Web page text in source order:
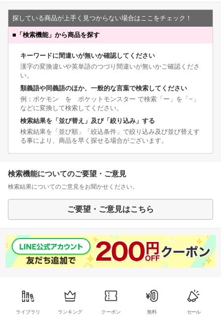
探している商品が上手く見つからない場合はここをチェック！
■ 「検索機能」から商品を探す
キーワードに間違いが無いか確認してください
漢字の変換違いや英単語のつづり間違いが無いかご確認くださ
い。
類義語や同義語のほか、一般的な言葉で検索してください
例：ポケモン を ポケットモンスター で検索「ー」を「−」
などに変換して検索してください。
検索結果を「並び替え」及び「絞り込み」する
検索結果を「並び順」「絞込条件」で絞り込み及び並び替えす
る事により、商品を早く探せる場合がございます。
検索機能についてのご要望・ご意見
検索結果についてのご意見をお聞かせください。
ご要望・ご意見はこちら
ライブラリ ランキング クーポン 無料 セール